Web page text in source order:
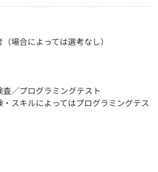
場合によっては選考なし）
／プログラミングテスト
スキルによってはプログラミングテス